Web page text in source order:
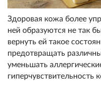
Здоровая кожа более
ней образуются не так
вернуть ей такое
предотвращать
уменьшать
гиперчувствительность